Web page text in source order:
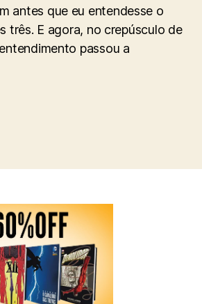
antes que eu entendesse o
três. E agora, no crepúsculo de
passou a